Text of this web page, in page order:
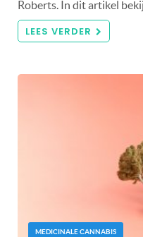
Roberts. In dit artikel
LEES VERDER
MEDICINALE CANNABIS